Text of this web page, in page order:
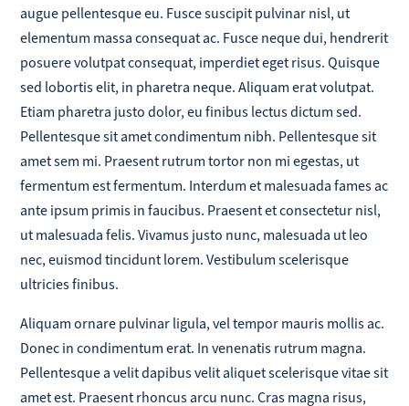
augue pellentesque eu. Fusce suscipit pulvinar nisl, ut
elementum massa consequat ac. Fusce neque dui, hendrerit
posuere volutpat consequat, imperdiet eget risus. Quisque
sed lobortis elit, in pharetra neque. Aliquam erat volutpat.
Etiam pharetra justo dolor, eu finibus lectus dictum sed.
Pellentesque sit amet condimentum nibh. Pellentesque sit
amet sem mi. Praesent rutrum tortor non mi egestas, ut
fermentum est fermentum. Interdum et malesuada fames ac
ante ipsum primis in faucibus. Praesent et consectetur nisl,
ut malesuada felis. Vivamus justo nunc, malesuada ut leo
nec, euismod tincidunt lorem. Vestibulum scelerisque
ultricies finibus.
Aliquam ornare pulvinar ligula, vel tempor mauris mollis ac.
Donec in condimentum erat. In venenatis rutrum magna.
Pellentesque a velit dapibus velit aliquet scelerisque vitae sit
amet est. Praesent rhoncus arcu nunc. Cras magna risus,